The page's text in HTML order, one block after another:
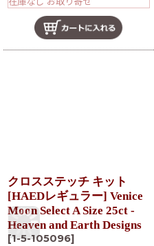
クロスステッチ キット
[HAEDレギュラー] Venice
Moon Select A Size 25ct -
Heaven and Earth Designs
[1-5-105096]